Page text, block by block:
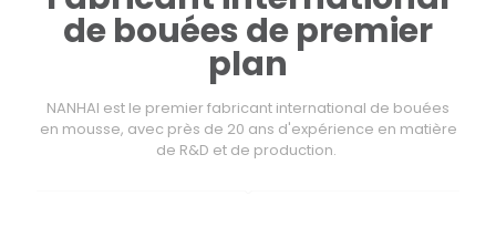
de bouées de premier
plan
NANHAI est le premier fabricant international de bouées
en mousse, avec près de 20 ans d'expérience en matière
de R&D et de production.